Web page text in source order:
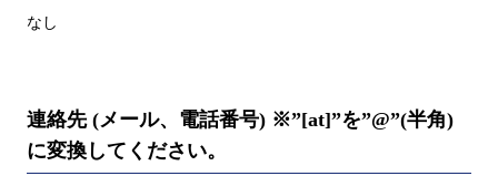
なし
連絡先 (メール、電話番号) ※”[at]”を”@”(半角)
に変換してください。